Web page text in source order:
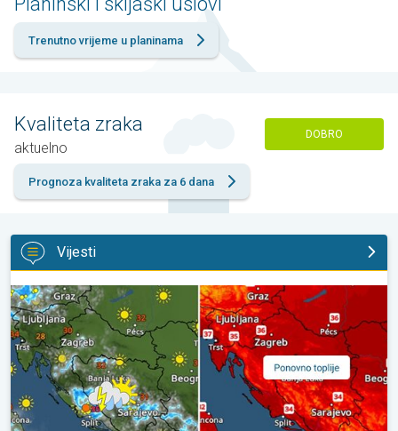
Trenutno vrijeme u planinama
Kvaliteta zraka
aktuelno
DOBRO
Prognoza kvaliteta zraka za 6 dana
Vijesti
Pljuskovi ponegdje, od nedjelje preko 35°C. Stabilnija iduća